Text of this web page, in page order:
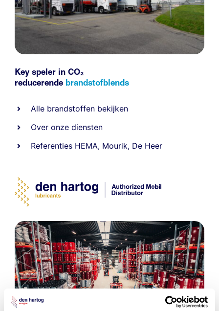
Key speler in CO₂
reducerende brandstofblends
Alle brandstoffen bekijken
Over onze diensten
Referenties HEMA, Mourik, De Heer